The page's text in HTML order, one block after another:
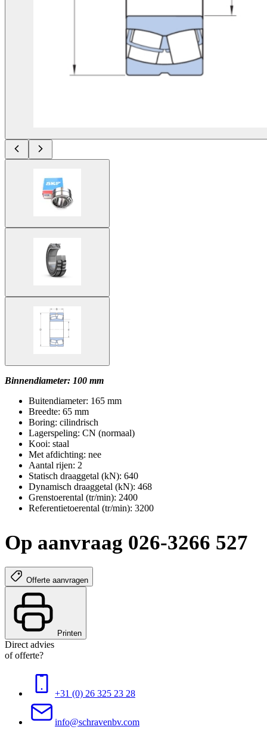
Binnendiameter: 100 mm
Buitendiameter: 165 mm
Breedte: 65 mm
Boring: cilindrisch
Lagerspeling: CN (normaal)
Kooi: staal
Met afdichting: nee
Aantal rijen: 2
Statisch draaggetal (kN): 640
Dynamisch draaggetal (kN): 468
Grenstoerental (tr/min): 2400
Referentietoerental (tr/min): 3200
Op aanvraag 026-3266 527
Offerte aanvragen
Printen
Direct advies
of offerte?
+31 (0) 26 325 23 28
info@schravenbv.com